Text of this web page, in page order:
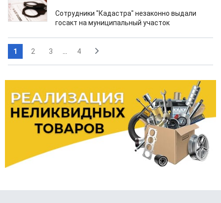
13.04.2022
Сотрудники "Кадастра" незаконно выдали
госакт на муниципальный участок
1 2 3 4